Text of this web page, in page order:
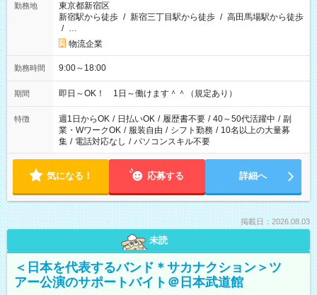
勤務地
東京都新宿区
新宿駅から徒歩 / 新宿三丁目駅から徒歩 / 高田馬場駅から徒歩
/ …
物流企業
勤務時間 9:00～18:00
期間 即日～OK！ 1日～働けます＾＾（規定あり）
特徴 週1日からOK / 日払いOK / 履歴書不要 / 40～50代活躍中 / 副
業・WワークOK / 服装自由 / シフト勤務 / 10名以上の大量募
集 / 電話対応なし / パソコンスキル不要
気になる！ 応募する 詳細へ
掲載日：2026.08.03
未読
＜日本を代表するバンド＊サカナクション＞ツ
アー公演のサポートバイト＠日本武道館